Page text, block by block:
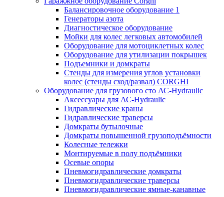
Балансировочное оборудование 1
Генераторы азота
Диагностическое оборудование
Мойки для колес легковых автомобилей
Оборудование для мотоциклетных колес
Оборудование для утилизации покрышек
Подъемники и домкраты
Стенды для измерения углов установки
колес (стенды сход/развал) CORGHI
Оборудование для грузового сто АС-Hydraulic
Аксессуары для АС-Hydraulic
Гидравлические краны
Гидравлические траверсы
Домкраты бутылочные
Домкраты повышенной грузоподъёмности
Колесные тележки
Монтируемые в полу подъёмники
Осевые опоры
Пневмогидравлические домкраты
Пневмогидравлические траверсы
Пневмогидравлические ямные-канавные